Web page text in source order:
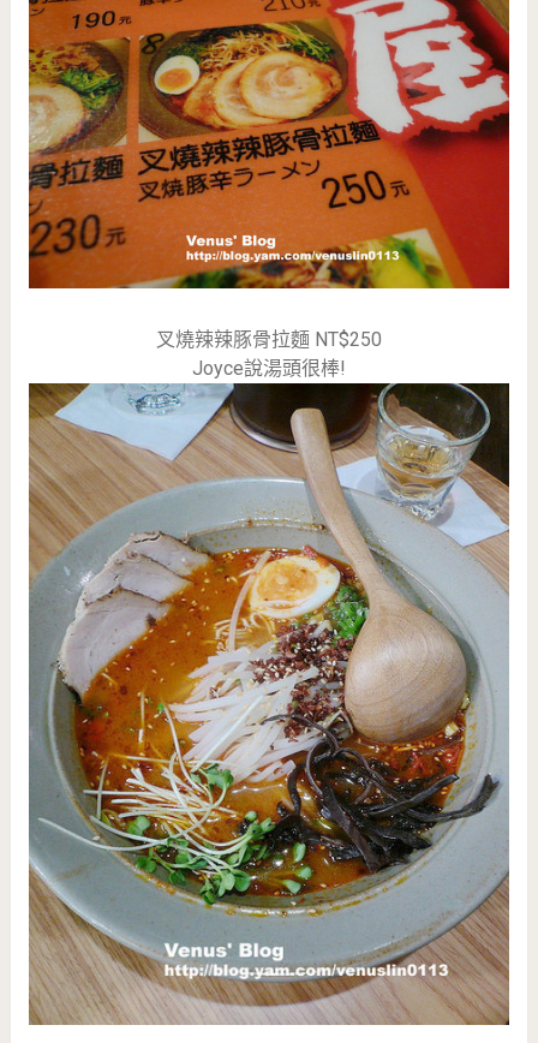
叉燒辣辣豚骨拉麵 NT$250
Joyce說湯頭很棒!